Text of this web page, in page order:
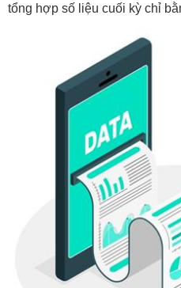
tổng hợp số liệu cuối kỳ chỉ